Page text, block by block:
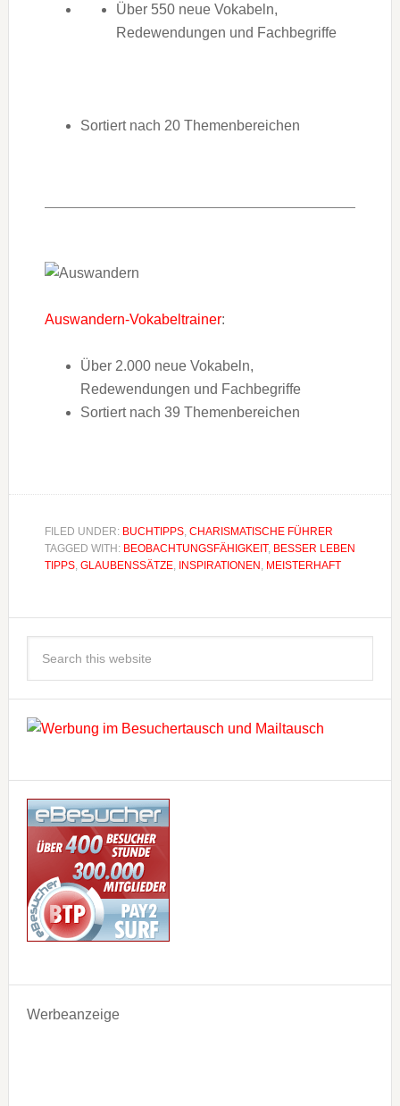
Über 550 neue Vokabeln,
Redewendungen und Fachbegriffe
Sortiert nach 20 Themenbereichen
Auswandern-Vokabeltrainer:
Über 2.000 neue Vokabeln,
Redewendungen und Fachbegriffe
Sortiert nach 39 Themenbereichen
FILED UNDER: BUCHTIPPS, CHARISMATISCHE FÜHRER
TAGGED WITH: BEOBACHTUNGSFÄHIGKEIT, BESSER LEBEN
TIPPS, GLAUBENSSÄTZE, INSPIRATIONEN MEISTERHAFT
Werbeanzeige